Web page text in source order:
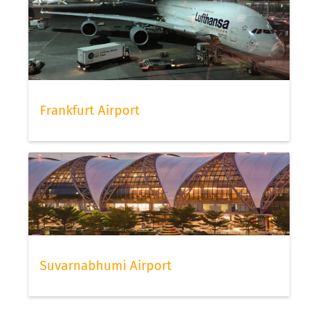
Frankfurt Airport
Suvarnabhumi Airport